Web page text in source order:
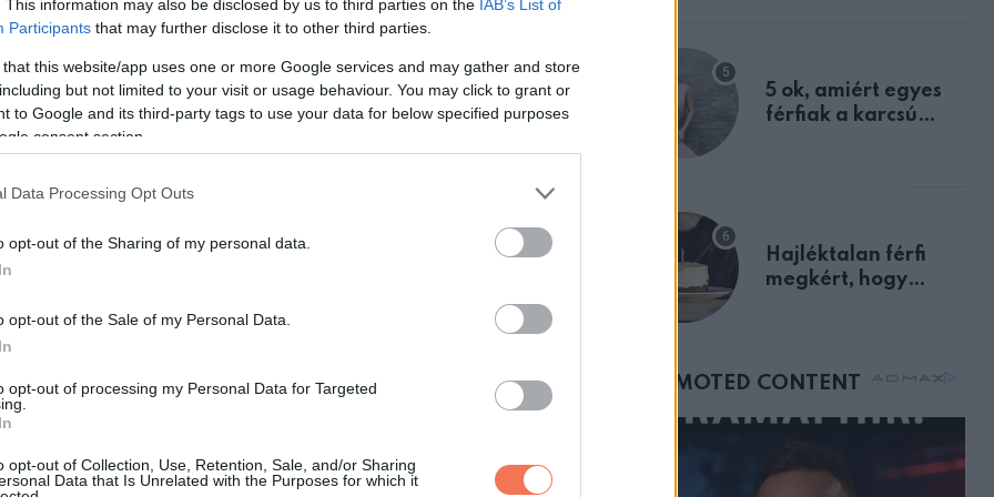
This information may also be disclosed by us to third parties on the IAB’s List of
Participants that may further disclose it to other third parties.
that this website/app uses one or more Google services and may gather and store
but not limited to your visit or usage behaviour. You may click to grant or
to Google and its third-party tags to use your data for below specified purposes
consent section.
Data Processing Opt Outs
opt-out of the Sharing of my personal data.
opt-out of the Sale of my Personal Data.
opt-out of processing my Personal Data for Targeted
opt-out of Collection, Use, Retention, Sale, and/or Sharing
Data that Is Unrelated with the Purposes for which it
előtt
A hangja átütötte a beszélgetéseket.
első unokám, az első fiú, Arthur lesz. A nagyapja után.”
szólaltam meg.
nevet. Megosztjuk, ha megszületik.”
5 ok, amiért egyes
férfiak a karcsú
Hajléktalan férfi
megkért, hogy
mellettem ült az első